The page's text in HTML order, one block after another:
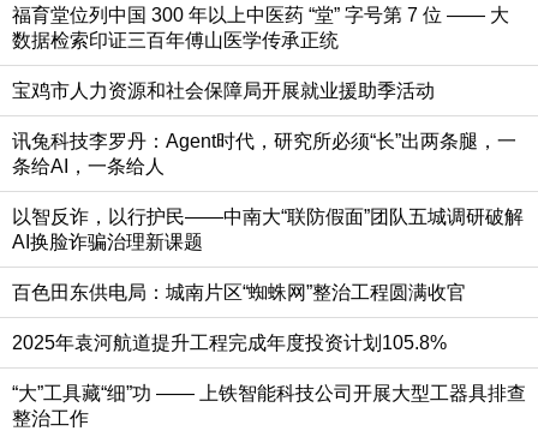
福育堂位列中国 300 年以上中医药 “堂” 字号第 7 位 —— 大
数据检索印证三百年傅山医学传承正统
宝鸡市人力资源和社会保障局开展就业援助季活动
讯兔科技李罗丹：Agent时代，研究所必须“长”出两条腿，一
条给AI，一条给人
以智反诈，以行护民——中南大“联防假面”团队五城调研破解
AI换脸诈骗治理新课题
百色田东供电局：城南片区“蜘蛛网”整治工程圆满收官
2025年袁河航道提升工程完成年度投资计划105.8%
“大”工具藏“细”功 —— 上铁智能科技公司开展大型工器具排查
整治工作